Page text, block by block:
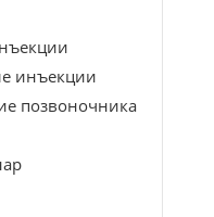
инъекции
позвоночника